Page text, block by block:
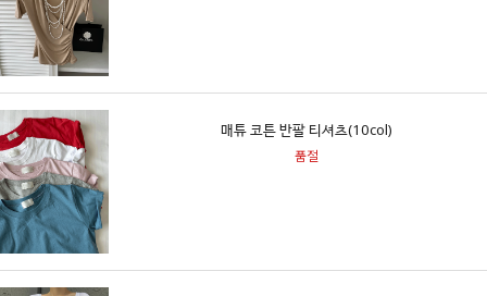
매튜 코튼 반팔 티셔츠(10col)
품절